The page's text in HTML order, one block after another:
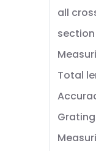
all
section
Total